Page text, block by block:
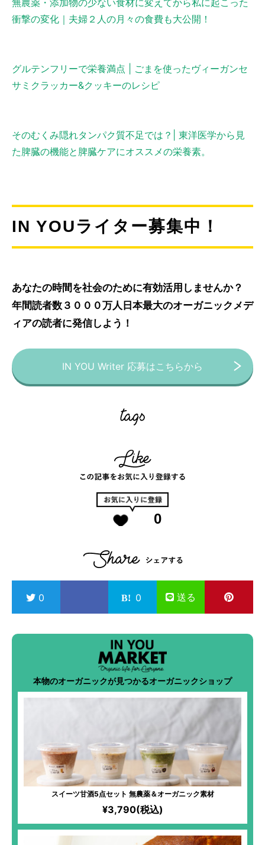
衝撃の変化｜夫婦２人の月々の食費も大公開！
グルテンフリーで栄養満点 | ごまを使ったヴィーガンセ
サミクラッカー&クッキーのレシピ
そのむくみ隠れタンパク質不足では？| 東洋医学から見
た脾臓の機能と脾臓ケアにオススメの栄養素。
IN YOUライター募集中！
あなたの時間を社会のために有効活用しませんか？
年間読者数３０００万人日本最大のオーガニックメデ
ィアの読者に発信しよう！
IN YOU Writer 応募はこちらから
0
0 0 送る
本物のオーガニックが見つかるオーガニックショップ
スイーツ甘酒5点セット 無農薬＆オーガニック素材
¥3,790(税込)